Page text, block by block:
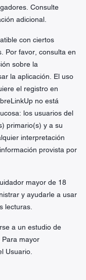
Consulte
adicional.
con ciertos
Por favor, consulta en
sobre la
la aplicación. El uso
el registro en
no está
los usuarios del
primario(s) y a su
interpretación
provista por
mayor de 18
y ayudarle a usar
lecturas.
a un estudio de
Para mayor
Usuario.